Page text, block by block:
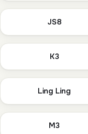
JS8
K3
Ling Ling
M3